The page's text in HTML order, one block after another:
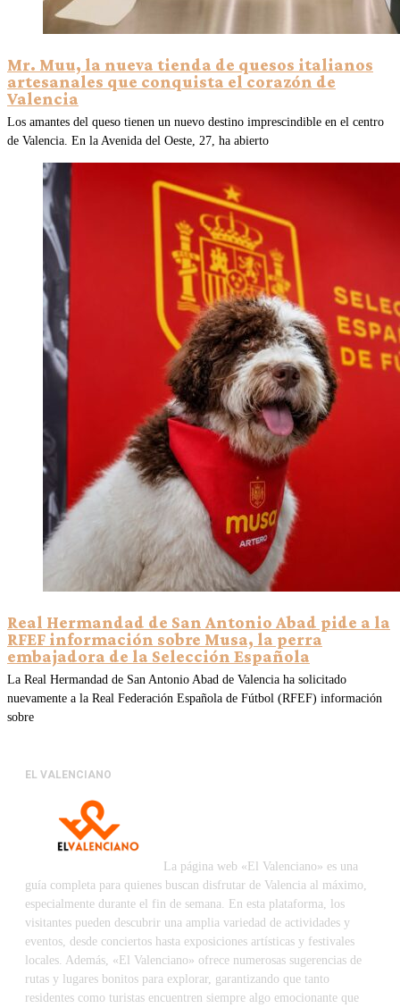
Mr. Muu, la nueva tienda de quesos italianos
artesanales que conquista el corazón de
Valencia
Los amantes del queso tienen un nuevo destino imprescindible en el centro
de Valencia. En la Avenida del Oeste, 27, ha abierto
Real Hermandad de San Antonio Abad pide a la
RFEF información sobre Musa, la perra
embajadora de la Selección Española
La Real Hermandad de San Antonio Abad de Valencia ha solicitado
nuevamente a la Real Federación Española de Fútbol (RFEF) información
sobre
EL VALENCIANO
La página web «El Valenciano» es una
guía completa para quienes buscan disfrutar de Valencia al máximo,
especialmente durante el fin de semana. En esta plataforma, los
visitantes pueden descubrir una amplia variedad de actividades y
eventos, desde conciertos hasta exposiciones artísticas y festivales
locales. Además, «El Valenciano» ofrece numerosas sugerencias de
rutas y lugares bonitos para explorar, garantizando que tanto
residentes como turistas encuentren siempre algo emocionante que